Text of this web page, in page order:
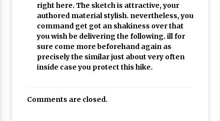
right here. The sketch is attractive, your
authored material stylish. nevertheless, you
command get got an shakiness over that
you wish be delivering the following. ill for
sure come more beforehand again as
precisely the similar just about very often
inside case you protect this hike.
Comments are closed.